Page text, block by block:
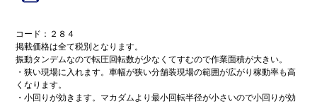
コード：２８４
掲載価格は全て税別となります。
振動タンデムなので転圧回転数が少なくてすむので作業面積が大きい。
・狭い現場に入れます。車幅が狭い分舗装現場の範囲が広がり稼動率も高
くなります。
・小回りが効きます。マカダムより最小回転半径が小さいので小回りが効